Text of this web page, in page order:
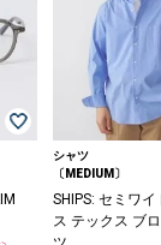
シャツ
〔MEDIUM〕
SHIPS: セミワイ
ス テックス ブ